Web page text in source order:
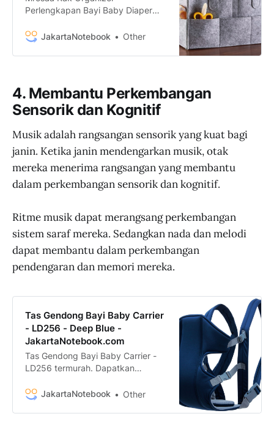
Perlengkapan Bayi Baby Diaper
Dapatkan dengan mudah Mrosaa
Baby Diaper Caddy Bag - SS320
JakartaNotebook Other
4. Membantu Perkembangan
Sensorik dan Kognitif
Musik adalah rangsangan sensorik yang kuat bagi
janin. Ketika janin mendengarkan musik, otak
mereka menerima rangsangan yang membantu
dalam perkembangan sensorik dan kognitif.
Ritme musik dapat merangsang perkembangan
sistem saraf mereka. Sedangkan nada dan melodi
dapat membantu dalam perkembangan
pendengaran dan memori mereka.
Tas Gendong Bayi Baby Carrier
- LD256 - Deep Blue -
JakartaNotebook.com
Tas Gendong Bayi Baby Carrier -
LD256 termurah. Dapatkan
Baby Carrier - LD256 murah,
JakartaNotebook Other